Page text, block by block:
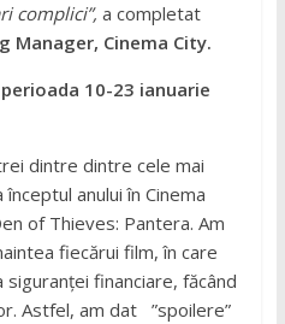
complici”, a completat
Manager, Cinema City.
10-23 ianuarie
dintre dintre cele mai
anului în Cinema
of Thieves: Pantera. Am
fiecărui film, în care
financiare, făcând
Astfel, am dat ”spoilere”